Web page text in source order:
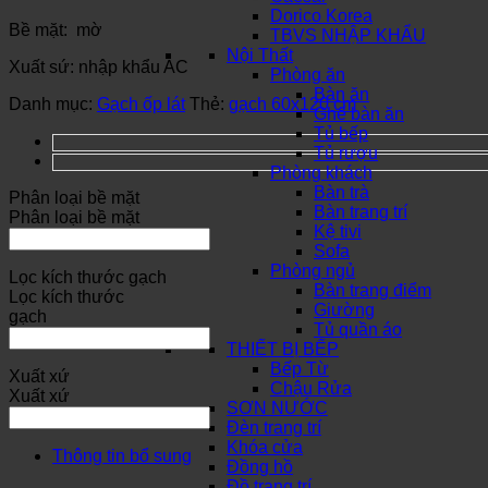
Dorico Korea
TBVS NHẬP KHẨU
Nội Thất
Phòng ăn
Bàn ăn
Ghế bàn ăn
Tủ bếp
Tủ rượu
Phòng khách
Bàn trà
Bàn trang trí
Kệ tivi
Sofa
Phòng ngủ
Bàn trang điểm
Giường
Tủ quần áo
THIẾT BỊ BẾP
Bếp Từ
Chậu Rửa
SƠN NƯỚC
Đèn trang trí
Khóa cửa
Đồng hồ
Bề mặt: mờ
Xuất sứ: nhập khẩu AC
Danh mục: Gạch ốp lát Thẻ: gạch 60x120 cm
Phân loại bề mặt
Phân loại bề mặt
Lọc kích thước gạch
Lọc kích thước
gạch
Xuất xứ
Xuất xứ
Thông tin bổ sung